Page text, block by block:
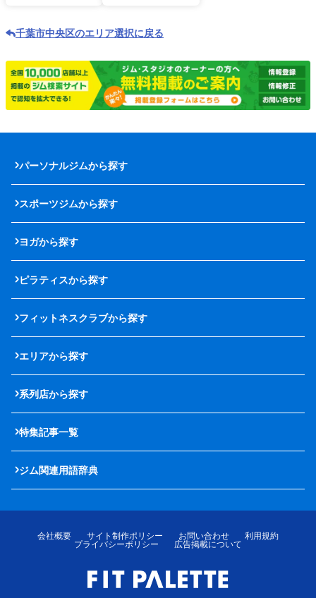
千葉市中央区のエリア選択に戻る
パーソナルジムから探す
スポーツジムから探す
ヨガから探す
ピラティスから探す
フィットネスクラブから探す
エリアから探す
系列店から探す
特集記事一覧
ジム関連用語辞典
会社概要 サイト制作ポリシー お問い合わせ
利用規約
プライバシーポリシー
広告掲載について